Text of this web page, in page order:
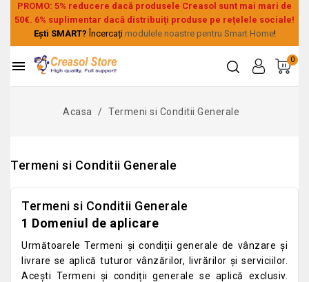
PROMO: 5% reducere dacă produsele Creasol sunt mai mari de
50€. 6% suplimentar dacă distribuiți produse pe rețelele sociale!
Ești SMART? Încercați modulele noastre pentru Smart Home!
0

Acasa Termeni si Conditii Generale
Termeni si Conditii Generale
Termeni si Conditii Generale
1 Domeniul de aplicare
Următoarele Termeni și condiții generale de vânzare și
livrare se aplică tuturor vânzărilor, livrărilor și serviciilor.
Acești Termeni și condiții generale se aplică exclusiv.